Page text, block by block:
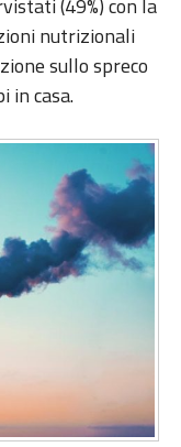
(49%) con la
nutrizionali
sullo spreco
in casa.